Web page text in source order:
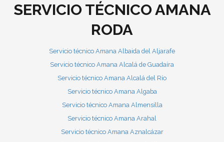
SERVICIO TÉCNICO AMANA
RODA
Servicio técnico Amana Albaida del Aljarafe
Servicio técnico Amana Alcalá de Guadaíra
Servicio técnico Amana Alcalá del Río
Servicio técnico Amana Algaba
Servicio técnico Amana Almensilla
Servicio técnico Amana Arahal
Servicio técnico Amana Aznalcázar